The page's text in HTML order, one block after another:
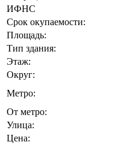
ИФНС
Срок окупаемости:
Площадь:
Тип здания:
Этаж:
Округ:
Метро:
От метро:
Улица:
Цена: